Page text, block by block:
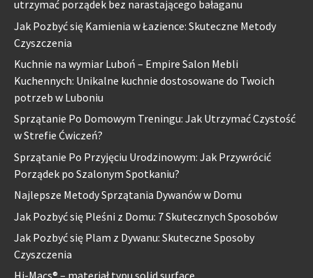
utrzymać porządek bez narastającego bałaganu
Jak Pozbyć się Kamienia w Łazience: Skuteczne Metody
Czyszczenia
Kuchnie na wymiar Luboń – Empire Salon Mebli
Kuchennych: Unikalne kuchnie dostosowane do Twoich
potrzeb w Luboniu
Sprzątanie Po Domowym Treningu: Jak Utrzymać Czystość
w Strefie Ćwiczeń?
Sprzątanie Po Przyjęciu Urodzinowym: Jak Przywrócić
Porządek po Szalonym Spotkaniu?
Najlepsze Metody Sprzątania Dywanów w Domu
Jak Pozbyć się Pleśni z Domu: 7 Skutecznych Sposobów
Jak Pozbyć się Plam z Dywanu: Skuteczne Sposoby
Czyszczenia